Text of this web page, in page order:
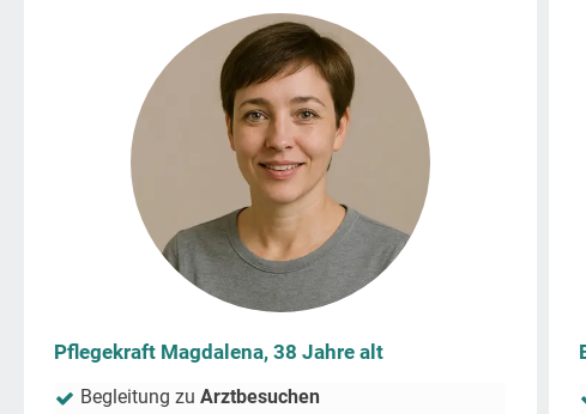
Pflegekraft Magdalena, 38 Jahre alt
Begleitung zu Arztbesuchen